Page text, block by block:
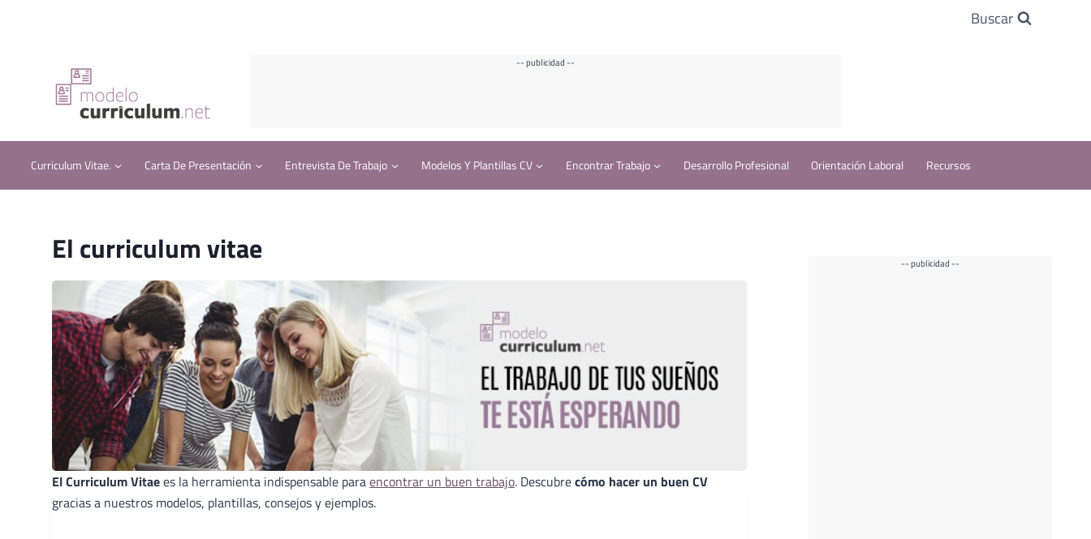
Buscar
-- publicidad --
Curriculum Vitae. Carta De Presentación Entrevista De Trabajo Modelos Y Plantillas CV Encontrar Trabajo Desarrollo Profesional Orientación Laboral Recursos
El curriculum vitae
El Curriculum Vitaees la herramienta indispensable paraencontrar un buen trabajo. Descubrecómo hacer un buen CV
gracias a nuestros modelos, plantillas, consejos y ejemplos.
-- publicidad --